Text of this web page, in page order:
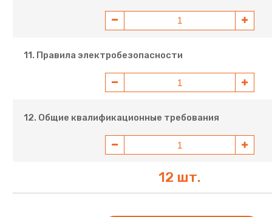
11. Правила электробезопасности
12. Общие квалификационные требования
12 шт.